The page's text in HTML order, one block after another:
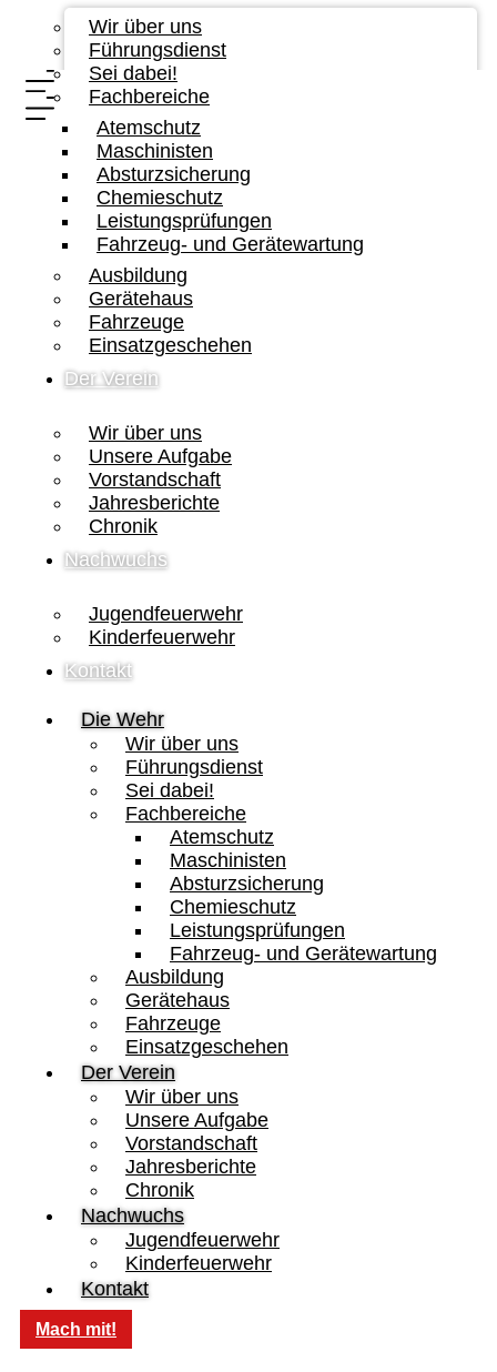
Wir über uns
Führungsdienst
Sei dabei!
Fachbereiche
Atemschutz
Maschinisten
Absturzsicherung
Chemieschutz
Leistungsprüfungen
Fahrzeug- und Gerätewartung
Ausbildung
Gerätehaus
Fahrzeuge
Einsatzgeschehen
Der Verein
Wir über uns
Unsere Aufgabe
Vorstandschaft
Jahresberichte
Chronik
Nachwuchs
Jugendfeuerwehr
Kinderfeuerwehr
Kontakt
Die Wehr
Wir über uns
Führungsdienst
Sei dabei!
Fachbereiche
Atemschutz
Maschinisten
Absturzsicherung
Chemieschutz
Leistungsprüfungen
Fahrzeug- und Gerätewartung
Ausbildung
Gerätehaus
Fahrzeuge
Einsatzgeschehen
Der Verein
Wir über uns
Unsere Aufgabe
Vorstandschaft
Jahresberichte
Chronik
Nachwuchs
Jugendfeuerwehr
Kinderfeuerwehr
Kontakt
Mach mit!